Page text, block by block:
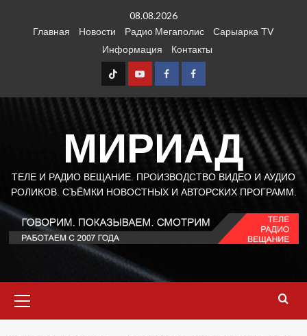
08.08.2026
Главная
Новости Радио Мегаполис
Сарыарка TV
Информация
Контакты
TT Youtube
FB1 FB2
МИРИАД
ТЕЛЕ И РАДИО ВЕЩАНИЕ. ПРОИЗВОДСТВО ВИДЕО И АУДИО
РОЛИКОВ. СЪЁМКИ НОВОСТНЫХ И АВТОРСКИХ ПРОГРАММ.
меню